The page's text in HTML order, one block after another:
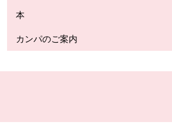
本
カンパのご案内